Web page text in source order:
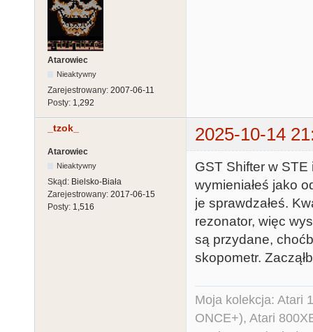
Atarowiec
Nieaktywny
Zarejestrowany: 2007-06-11
Posty: 1,292
_tzok_ 2025-10-14
Atarowiec
Nieaktywny
Skąd: Bielsko-Biała
Zarejestrowany: 2017-06-15
Posty: 1,516
GST Shifter w STE
wymieniałeś jako
je sprawdzałeś.
rezonator, więc
są przydane,
skopometr.
Moja kolekcja: Atari
ONCE+), Atari